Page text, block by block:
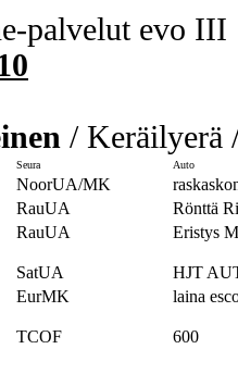
palvelut evo III
/ Keräilyerä
Seura
Auto
NoorUA/MK
RauUA Rönttä
RauUA Eristys
SatUA HJT
EurMK laina
TCOF 600